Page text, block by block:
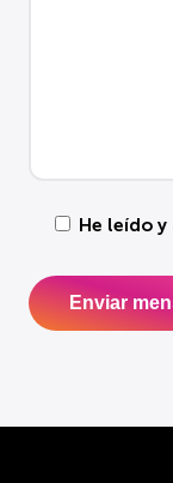
He leído